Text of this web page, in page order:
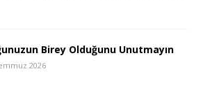
Birey Olduğunu Unutmayın
2026